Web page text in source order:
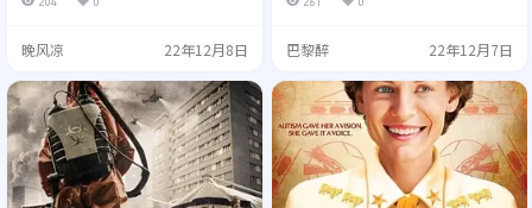
制片国家/地区: 中国大陆 年份: 202
重现江城，再次堪舆点穴下墓摸
遭遇惊魂邪煞，逃离墓葬之后又接
连惨死家中。古墓“尸毒”和命宫
印堂之上的分魂针孔，成为留给…
晚风凉 22年12月8日
丽特艾弗瑞,奥普拉温弗瑞,威拉德E
片国家/地区: 美国 年份: 1985 故事
戈德堡WhoopiGoldberg饰）和南
蒂（阿科苏阿巴西亚AkosuaB…
巴黎醉 22年12月7日